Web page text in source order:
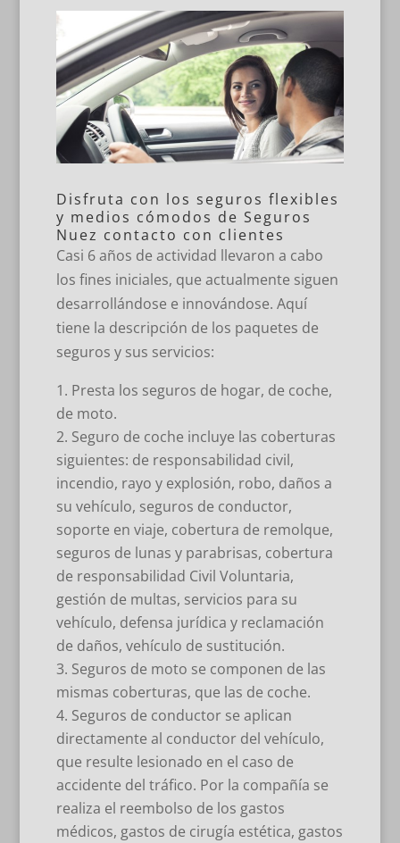
Disfruta con los seguros flexibles
y medios cómodos de Seguros
Nuez contacto con clientes
Casi 6 años de actividad llevaron a cabo
los fines iniciales, que actualmente siguen
desarrollándose e innovándose. Aquí
tiene la descripción de los paquetes de
seguros y sus servicios:
Presta los seguros de hogar, de coche,
de moto.
Seguro de coche incluye las coberturas
siguientes: de responsabilidad civil,
incendio, rayo y explosión, robo, daños a
su vehículo, seguros de conductor,
soporte en viaje, cobertura de remolque,
seguros de lunas y parabrisas, cobertura
de responsabilidad Civil Voluntaria,
gestión de multas, servicios para su
vehículo, defensa jurídica y reclamación
de daños, vehículo de sustitución.
Seguros de moto se componen de las
mismas coberturas, que las de coche.
Seguros de conductor se aplican
directamente al conductor del vehículo,
que resulte lesionado en el caso de
accidente del tráfico. Por la compañía se
realiza el reembolso de los gastos
médicos, gastos de cirugía estética, gastos